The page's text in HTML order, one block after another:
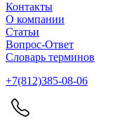
Контакты
О компании
Статьи
Вопрос-Ответ
Словарь терминов
+7(812)385-08-06